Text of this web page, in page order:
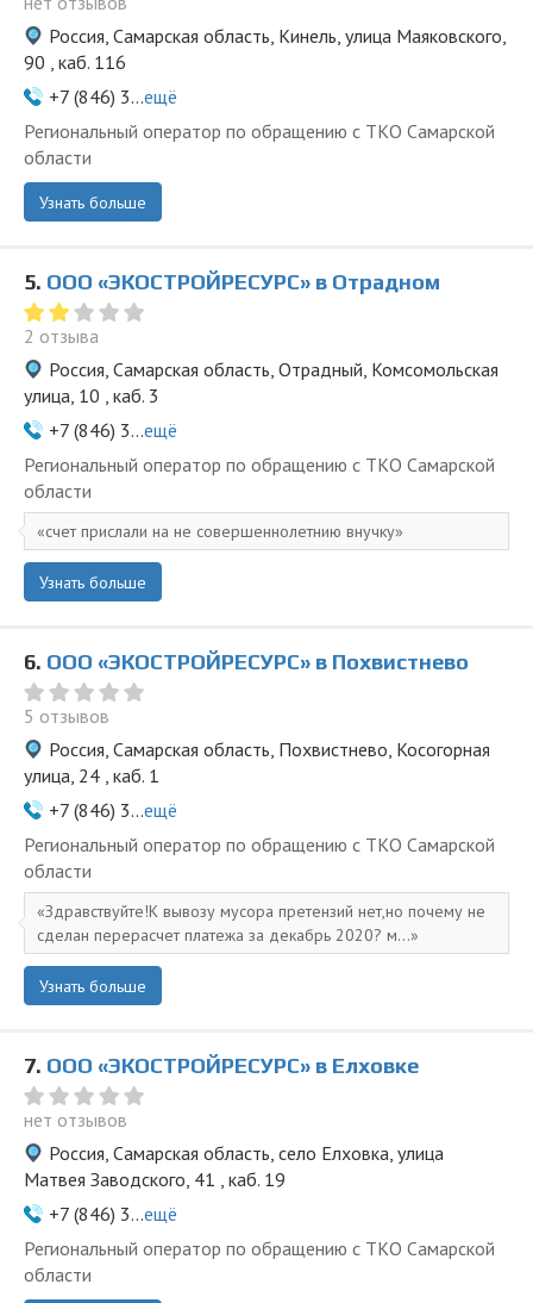
Россия, Самарская область, Кинель, улица Маяковского,
90 , каб. 116
+7 (846) 3...ещё
Региональный оператор по обращению с ТКО Самарской
области
Узнать больше
5. ООО «ЭКОСТРОЙРЕСУРС» в Отрадном
2 отзыва
Россия, Самарская область, Отрадный, Комсомольская
улица, 10 , каб. 3
+7 (846) 3...ещё
Региональный оператор по обращению с ТКО Самарской
области
счет прислали на не совершеннолетнию внучку
Узнать больше
6. ООО «ЭКОСТРОЙРЕСУРС» в Похвистнево
5 отзывов
Россия, Самарская область, Похвистнево, Косогорная
улица, 24 , каб. 1
+7 (846) 3...ещё
Региональный оператор по обращению с ТКО Самарской
области
Здравствуйте!К вывозу мусора претензий нет,но почему не
сделан перерасчет платежа за декабрь 2020? м...
Узнать больше
7. ООО «ЭКОСТРОЙРЕСУРС» в Елховке
нет отзывов
Россия, Самарская область, село Елховка, улица
Матвея Заводского, 41 , каб. 19
+7 (846) 3...ещё
Региональный оператор по обращению с ТКО Самарской
области